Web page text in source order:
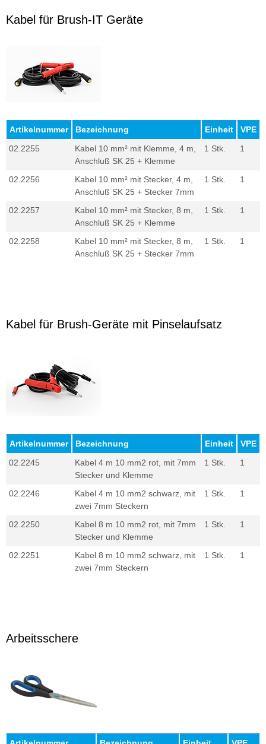
Kabel für Brush-IT Geräte
Artikelnummer Bezeichnung Einheit
VPE
02.2255
Kabel 10 mm² mit Klemme, 4 m,
Anschluß SK 25 + Klemme
1 Stk. 1
02.2256
Kabel 10 mm² mit Stecker, 4 m,
Anschluß SK 25 + Stecker 7mm
1 Stk. 1
02.2257
Kabel 10 mm² mit Stecker, 8 m,
Anschluß SK 25 + Klemme
1 Stk. 1
02.2258
Kabel 10 mm² mit Stecker, 8 m,
Anschluß SK 25 + Stecker 7mm
1 Stk. 1
Kabel für Brush-Geräte mit Pinselaufsatz
Artikelnummer Bezeichnung Einheit
VPE
02.2245
Kabel 4 m 10 mm2 rot, mit 7mm
Stecker und Klemme
1 Stk. 1
02.2246
Kabel 4 m 10 mm2 schwarz, mit
zwei 7mm Steckern
1 Stk. 1
02.2250
Kabel 8 m 10 mm2 rot, mit 7mm
Stecker und Klemme
1 Stk. 1
02.2251
Kabel 8 m 10 mm2 schwarz, mit
zwei 7mm Steckern
1 Stk. 1
Arbeitsschere